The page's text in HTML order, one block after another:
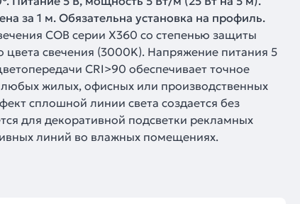
за 1 м. Обязательна установка на профиль.
COB серии X360 со степенью защиты
свечения (3000K). Напряжение питания 5
CRI>90 обеспечивает точное
жилых, офисных или производственных
сплошной линии света создается без
для декоративной подсветки рекламных
линий во влажных помещениях.